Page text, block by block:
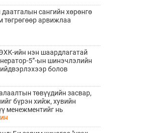
сангийн хөрөнгө
төгрөгөөр арвижлаа
ийн нэн шаардлагатай
5”-ын шинэчлэлийн
болов
төвүүдийн засвар,
бүрэн хийж, хувийн
менежментийг нь
гэдгийг онцоллоо